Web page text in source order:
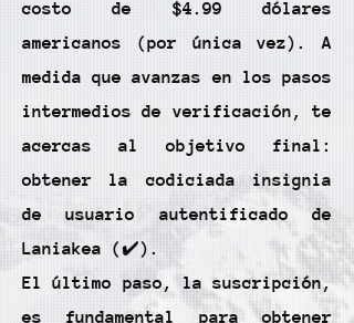
costo de $4.99 dólares
americanos (por única vez). A
medida que avanzas en los pasos
intermedios de verificación, te
acercas al objetivo final:
obtener la codiciada insignia
de usuario autentificado de
Laniakea (✔️).
El último paso, la suscripción,
es fundamental para obtener